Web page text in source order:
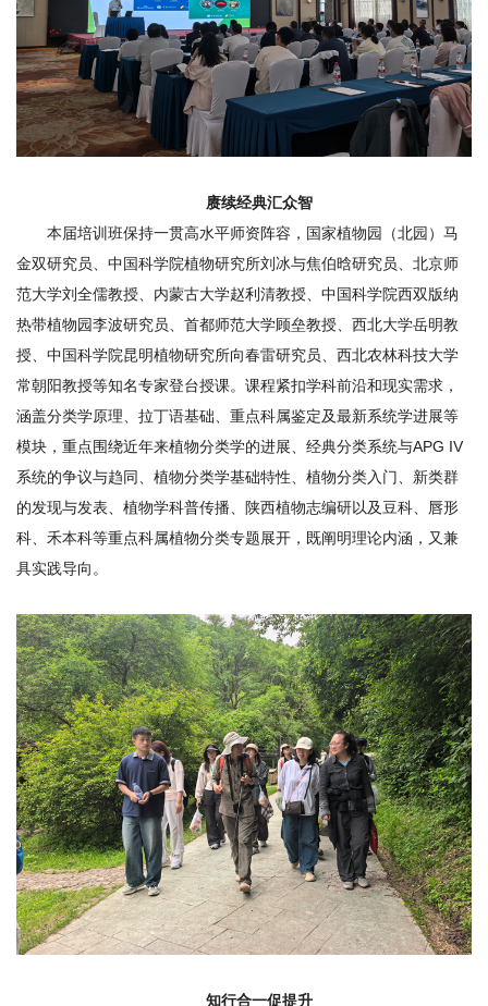
赓续经典汇众智
本届培训班保持一贯高水平师资阵容，国家植物园（北园）马
金双研究员、中国科学院植物研究所刘冰与焦伯晗研究员、北京师
范大学刘全儒教授、内蒙古大学赵利清教授、中国科学院西双版纳
热带植物园李波研究员、首都师范大学顾垒教授、西北大学岳明教
授、中国科学院昆明植物研究所向春雷研究员、西北农林科技大学
常朝阳教授等知名专家登台授课。课程紧扣学科前沿和现实需求，
涵盖分类学原理、拉丁语基础、重点科属鉴定及最新系统学进展等
模块，重点围绕近年来植物分类学的进展、经典分类系统与APG IV
系统的争议与趋同、植物分类学基础特性、植物分类入门、新类群
的发现与发表、植物学科普传播、陕西植物志编研以及豆科、唇形
科、禾本科等重点科属植物分类专题展开，既阐明理论内涵，又兼
具实践导向。
知行合一促提升